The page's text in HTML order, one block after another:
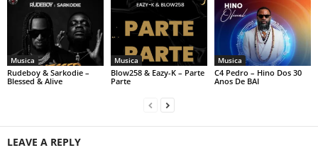
Musica
Rudeboy & Sarkodie –
Blessed & Alive
Musica
Blow258 & Eazy-K – Parte
Parte
Musica
C4 Pedro – Hino Dos 30
Anos De BAI
LEAVE A REPLY